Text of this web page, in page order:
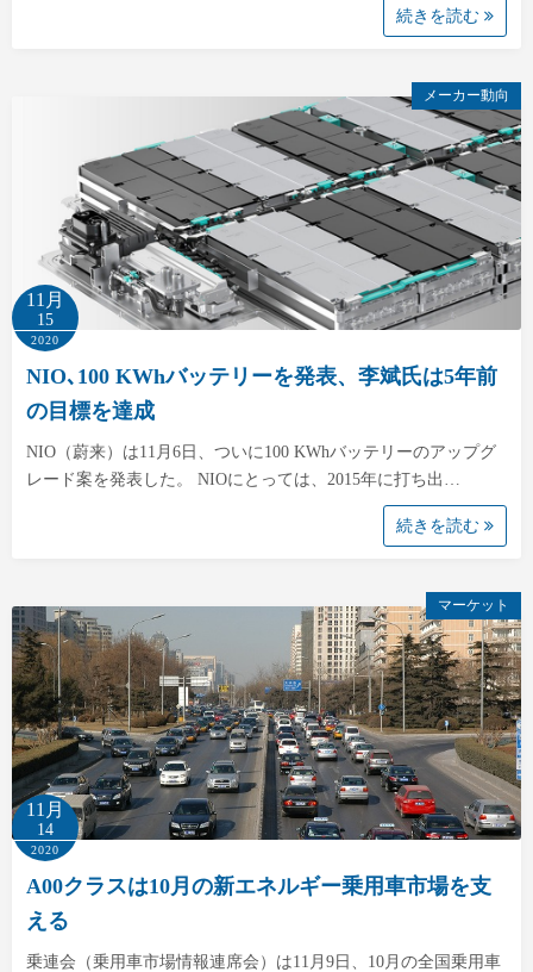
続きを読む
メーカー動向
11月
15
2020
NIO､100 KWhバッテリーを発表、李斌氏は5年前
の目標を達成
NIO（蔚来）は11月6日、ついに100 KWhバッテリーのアップグ
レード案を発表した。 NIOにとっては、2015年に打ち出…
続きを読む
マーケット
11月
14
2020
A00クラスは10月の新エネルギー乗用車市場を支
える
乗連会（乗用車市場情報連席会）は11月9日、10月の全国乗用車